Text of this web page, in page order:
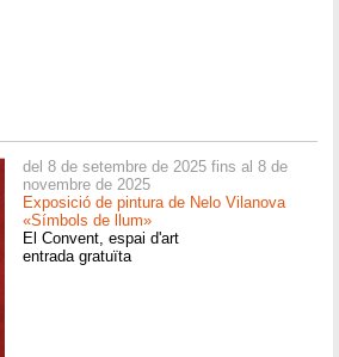
del 8 de setembre de 2025 fins al 8 de
novembre de 2025
Exposició de pintura de Nelo Vilanova
«Símbols de llum»
El Convent, espai d'art
entrada gratuïta